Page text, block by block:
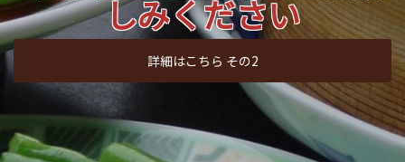
しみください
詳細はこちら その2
詳細はこちら